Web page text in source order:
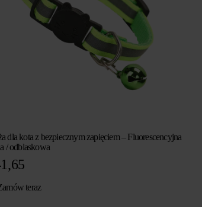
dla kota z bezpiecznym zapięciem – Fluorescencyjna
/ odblaskowa
teraz